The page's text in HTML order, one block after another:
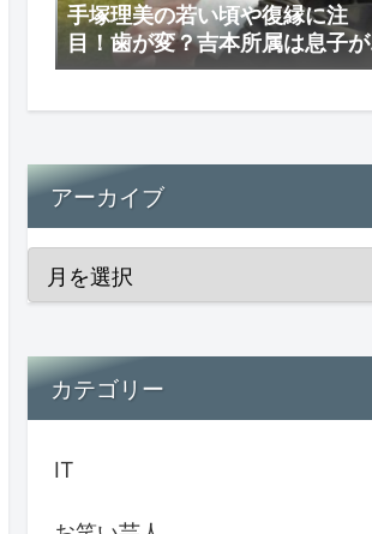
手塚理美の若い頃や復縁に注
目！歯が変？吉本所属は息子が
理由か？
アーカイブ
カテゴリー
IT